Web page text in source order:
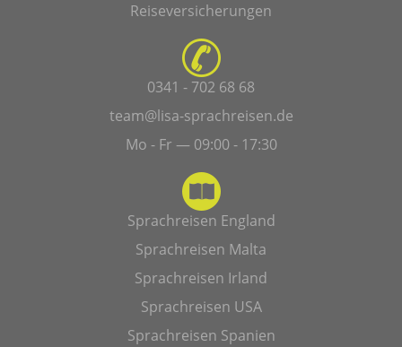
Reiseversicherungen
0341 - 702 68 68
team@lisa-sprachreisen.de
Mo - Fr — 09:00 - 17:30
Sprachreisen England
Sprachreisen Malta
Sprachreisen Irland
Sprachreisen USA
Sprachreisen Spanien